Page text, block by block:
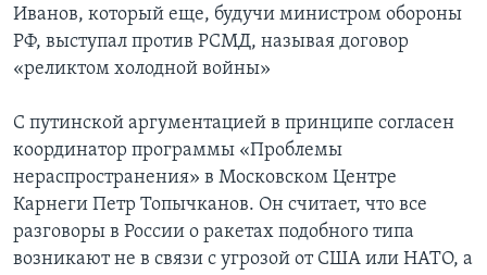
Иванов, который еще, будучи министром обороны
РФ, выступал против РСМД, называя договор
«реликтом холодной войны»
С путинской аргументацией в принципе согласен
координатор программы «Проблемы
нераспространения» в Московском Центре
Карнеги Петр Топычканов. Он считает, что все
разговоры в России о ракетах подобного типа
возникают не в связи с угрозой от США или НАТО, а